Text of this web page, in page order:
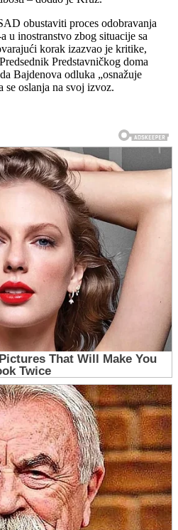
obustaviti proces odobravanja
u inostranstvo zbog situacije sa
korak izazvao je kritike,
Predstavničkog doma
Bajdenova odluka „osnažuje
oslanja na svoj izvoz.